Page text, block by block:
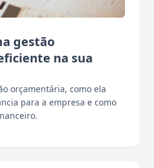
gestão
na sua
orçamentária, como ela
para a empresa e como